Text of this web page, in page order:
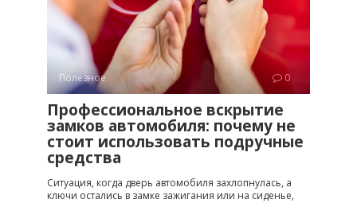
Полезное 0
Профессиональное вскрытие
замков автомобиля: почему не
стоит использовать подручные
средства
Ситуация, когда дверь автомобиля захлопнулась, а
ключи остались в замке зажигания или на сиденье,